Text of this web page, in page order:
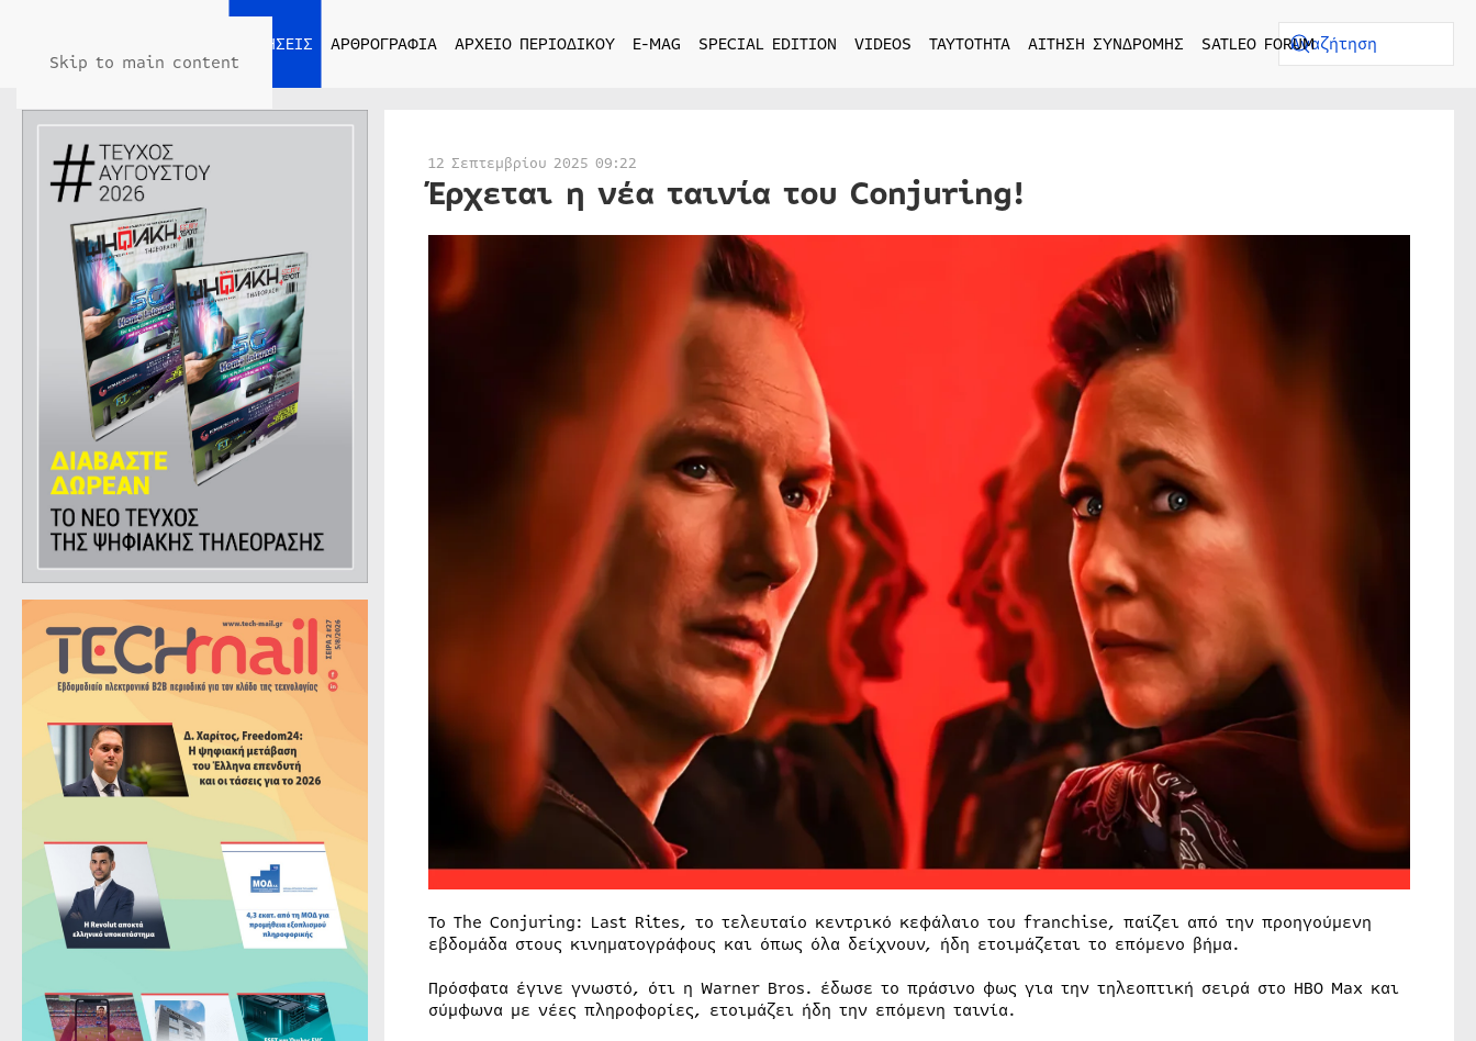
Skip to main content
ΕΙΔΗΣΕΙΣ ΑΡΘΡΟΓΡΑΦΙΑ ΑΡΧΕΙΟ ΠΕΡΙΟΔΙΚΟΥ E-MAG SPECIAL EDITION VIDEOS ΤΑΥΤΟΤΗΤΑ ΑΙΤΗΣΗ ΣΥΝΔΡΟΜΗΣ SATLEO FORUM
12 Σεπτεμβρίου 2025 09:22
Έρχεται η νέα ταινία του Conjuring!
Το The Conjuring: Last Rites, το τελευταίο κεντρικό κεφάλαιο του franchise, παίζει από την προηγούμενη
εβδομάδα στους κινηματογράφους και όπως όλα δείχνουν, ήδη ετοιμάζεται το επόμενο βήμα.
Πρόσφατα έγινε γνωστό, ότι η Warner Bros. έδωσε το πράσινο φως για την τηλεοπτική σειρά στο HBO Max και
σύμφωνα με νέες πληροφορίες, ετοιμάζει ήδη την επόμενη ταινία.